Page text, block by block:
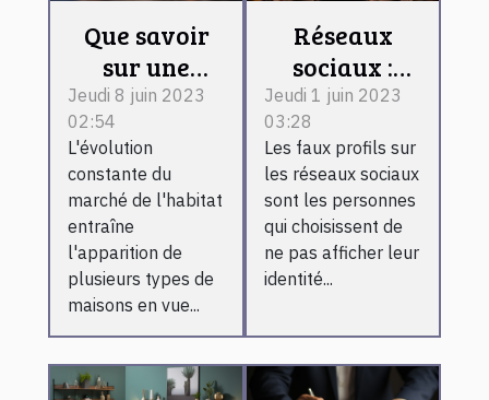
Que savoir
sur une
maison
container ?
Jeudi 8 juin 2023
02:54
L'évolution
constante du
marché de l'habitat
entraîne
l'apparition de
plusieurs types de
maisons en vue...
Réseaux
sociaux :
comment
reconnaître
un faux
profil ?
Jeudi 1 juin 2023
03:28
Les faux profils sur
les réseaux sociaux
sont les personnes
qui choisissent de
ne pas afficher leur
identité...